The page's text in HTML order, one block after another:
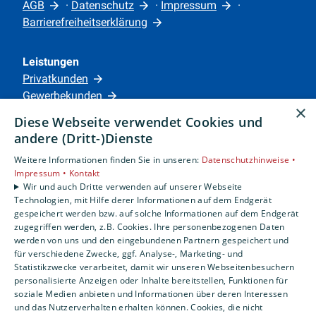
deinem Praktikum bei uns erwarten
kannst.
JETZT DIREKT BEWERBEN!
AGB
· Datenschutz · Impressum
·
Barrierefreiheitserklärung
Leistungen
Privatkunden
Gewerbekunden
Unternehmen
Standorte
Siegen
Um externe HTML-Inhalte anzuzeigen, benötigen
wir Ihre Einwilligung.
Weitere Informationen finden Sie in unserer
Datenschutzerklärung.
×
Diese Webseite verwendet Cookies und
andere (Dritt-)Dienste
Weitere Informationen finden Sie in unseren: Datenschutzhinweise •
Impressum • Kontakt
Wir und auch Dritte verwenden auf unserer Webseite
Technologien, mit Hilfe derer Informationen auf dem Endgerät
gespeichert werden bzw. auf solche Informationen auf dem Endgerät
zugegriffen werden, z.B. Cookies. Ihre personenbezogenen Daten
werden von uns und den eingebundenen Partnern gespeichert und
für verschiedene Zwecke, ggf. Analyse-, Marketing- und
Statistikzwecke verarbeitet, damit wir unseren Webseitenbesuchern
personalisierte Anzeigen oder Inhalte bereitstellen, Funktionen für
soziale Medien anbieten und Informationen über deren Interessen
und das Nutzerverhalten erhalten können. Cookies, die nicht